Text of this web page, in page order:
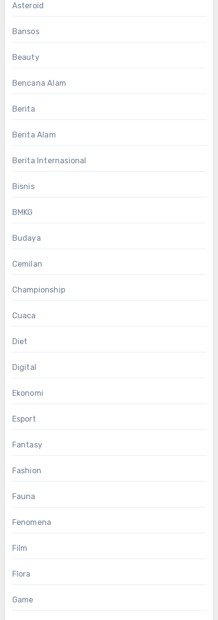
Asteroid
Bansos
Beauty
Bencana Alam
Berita
Berita Alam
Berita Internasional
Bisnis
BMKG
Budaya
Cemilan
Championship
Cuaca
Diet
Digital
Ekonomi
Esport
Fantasy
Fashion
Fauna
Fenomena
Film
Flora
Game